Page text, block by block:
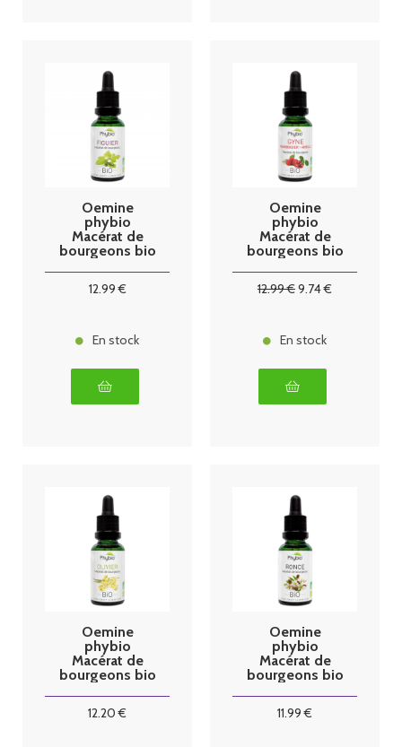
Oemine
phybio
Macérat de
bourgeons bio
12.99€
En stock
Oemine
phybio
Macérat de
bourgeons bio
12.99€9.74€
En stock
Oemine
phybio
Macérat de
bourgeons bio
12.20 €
Oemine
phybio
Macérat de
bourgeons bio
11.99 €